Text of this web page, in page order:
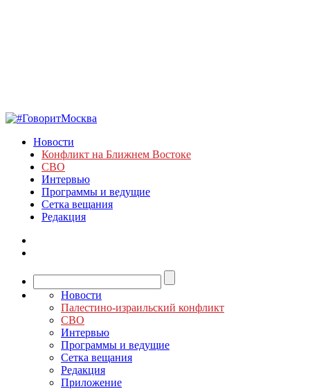
Новости
Конфликт на Ближнем Востоке
СВО
Интервью
Программы и ведущие
Сетка вещания
Редакция
Новости
Палестино-израильский конфликт
СВО
Интервью
Программы и ведущие
Сетка вещания
Редакция
Приложение